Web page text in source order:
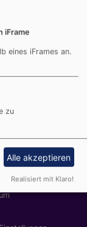
biliriz“.
bir öğrenme
iyi tanıma
da
daha iyi
iFrame
eines iFrames an.
zu
Alle akzeptieren
Realisiert mit Klaro!